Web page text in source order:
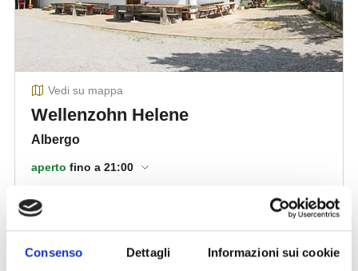
Consenso Dettagli Informazioni sui cookie